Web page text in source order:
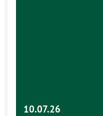
10.07.26